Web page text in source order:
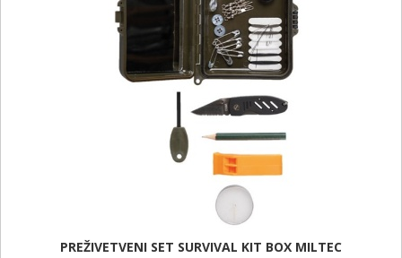
PREŽIVETVENI SET SURVIVAL KIT BOX MILTEC